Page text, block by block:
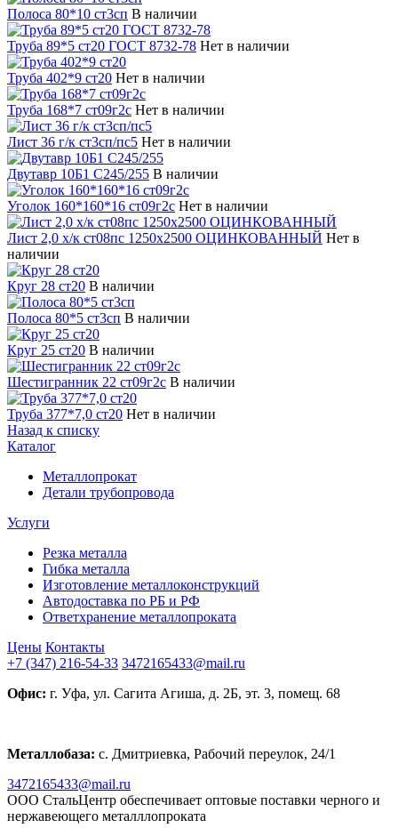
Полоса 80*10 ст3сп В наличии
Труба 89*5 ст20 ГОСТ 8732-78 Нет в наличии
Труба 402*9 ст20 Нет в наличии
Труба 168*7 ст09г2с Нет в наличии
Лист 36 г/к ст3сп/пс5 Нет в наличии
Двутавр 10Б1 С245/255 В наличии
Уголок 160*160*16 ст09г2с Нет в наличии
Лист 2,0 х/к ст08пс 1250х2500 ОЦИНКОВАННЫЙ Нет в
наличии
Круг 28 ст20 В наличии
Полоса 80*5 ст3сп В наличии
Круг 25 ст20 В наличии
Шестигранник 22 ст09г2с В наличии
Труба 377*7,0 ст20 Нет в наличии
Назад к списку
Каталог
Металлопрокат
Детали трубопровода
Услуги
Резка металла
Гибка металла
Изготовление металлоконструкций
Автодоставка по РБ и РФ
Ответхранение металлопроката
Цены Контакты
+7 (347) 216-54-33 3472165433@mail.ru
Офис: г. Уфа, ул. Сагита Агиша, д. 2Б, эт. 3, помещ. 68
Металлобаза: с. Дмитриевка, Рабочий переулок, 24/1
3472165433@mail.ru
ООО СтальЦентр обеспечивает оптовые поставки черного и
нержавеющего металллопроката